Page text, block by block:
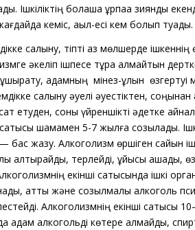
Ішкіліктің болашақ ұрпаққа зиянды
кеміс, ақыл-есі кем болып туады.
салыну, тіпті аз мөлшерде
әкеліпішпесе тұра алмайтын
адамның мінез-құлқын өзгертуі
салыну әуелі әуестіктен, соңынан
етуден, соны үйреншікті әдетке
шамамен 5-7 жылға созылады.
бас жазу. Алкоголизм өршіген сайын
қалтырайды, терлейді, ұйқысы қашады,
екінші сатысында ішкі
қатты және созылмалы алкоголь
Алкоголизмнің екінші сатысы
адам алкогольді көтере алмайды,